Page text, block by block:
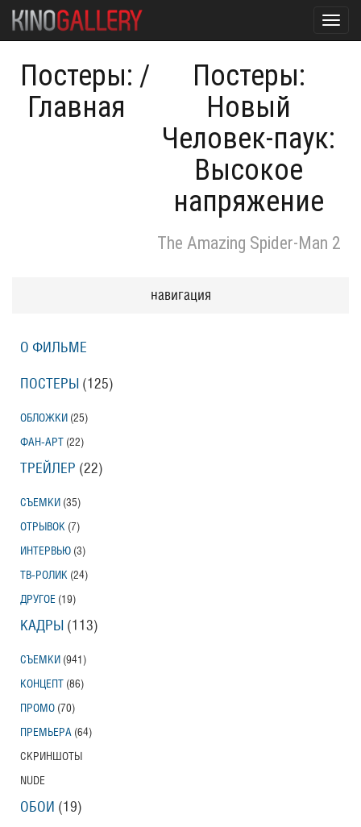
Постеры:
Главная
/
Постеры:
Новый
Человек-паук:
Высокое
напряжение
The Amazing Spider-Man 2
навигация
О ФИЛЬМЕ
ПОСТЕРЫ (125)
ОБЛОЖКИ (25)
ФАН-АРТ (22)
ТРЕЙЛЕР (22)
СЪЕМКИ (35)
ОТРЫВОК (7)
ИНТЕРВЬЮ (3)
ТВ-РОЛИК (24)
ДРУГОЕ (19)
КАДРЫ (113)
СЪЕМКИ (941)
КОНЦЕПТ (86)
ПРОМО (70)
ПРЕМЬЕРА (64)
СКРИНШОТЫ
NUDE
ОБОИ (19)